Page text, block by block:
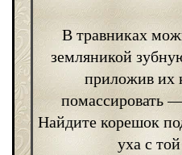
В травниках
земляникой
приложив их
помассировать
Найдите корешок
уха с